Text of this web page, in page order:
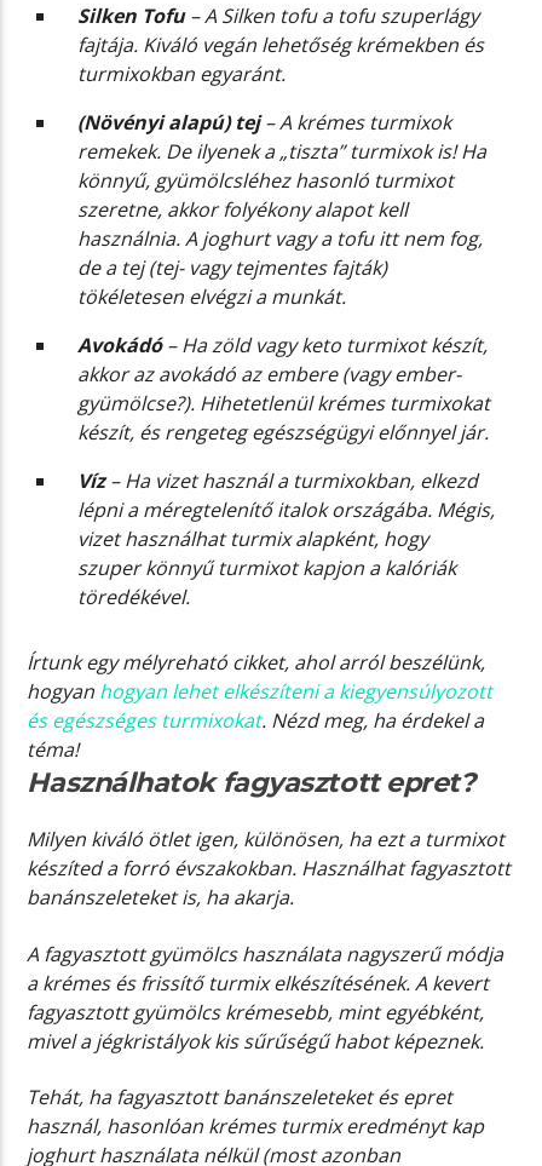
Silken Tofu– A Silken tofu a tofu szuperlágy
fajtája. Kiváló vegán lehetőség krémekben és
turmixokban egyaránt.
(Növényi alapú) tej– A krémes turmixok
remekek. De ilyenek a „tiszta” turmixok is! Ha
könnyű, gyümölcsléhez hasonló turmixot
szeretne, akkor folyékony alapot kell
használnia. A joghurt vagy a tofu itt nem fog,
de a tej (tej- vagy tejmentes fajták)
tökéletesen elvégzi a munkát.
Avokádó– Ha zöld vagy keto turmixot készít,
akkor az avokádó az embere (vagy ember-
gyümölcse?). Hihetetlenül krémes turmixokat
készít, és rengeteg egészségügyi előnnyel jár.
Víz– Ha vizet használ a turmixokban, elkezd
lépni a méregtelenítő italok országába. Mégis,
vizet használhat turmix alapként, hogy
szuper könnyű turmixot kapjon a kalóriák
töredékével.
Írtunk egy mélyreható cikket, ahol arról beszélünk,
hogyan hogyan lehet elkészíteni a kiegyensúlyozott
és egészséges turmixokat. Nézd meg, ha érdekel a
téma!
Használhatok fagyasztott epret?
Milyen kiváló ötlet igen, különösen, ha ezt a turmixot
készíted a forró évszakokban. Használhat fagyasztott
banánszeleteket is, ha akarja.
A fagyasztott gyümölcs használata nagyszerű módja
a krémes és frissítő turmix elkészítésének. A kevert
fagyasztott gyümölcs krémesebb, mint egyébként,
mivel a jégkristályok kis sűrűségű habot képeznek.
Tehát, ha fagyasztott banánszeleteket és epret
használ, hasonlóan krémes turmix eredményt kap
joghurt használata nélkül (most azonban